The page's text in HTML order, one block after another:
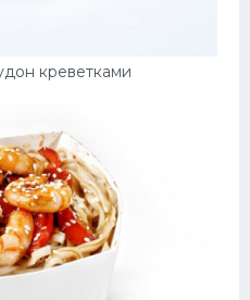
креветками